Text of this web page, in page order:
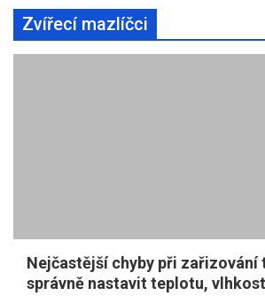
Zvířecí mazlíčci
Nejčastější chyby při zařizování
správně nastavit teplotu,